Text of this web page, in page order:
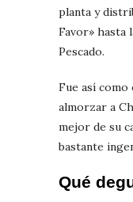
planta y
Favor» hasta
Pescado.
Fue así como
almorzar a
mejor de su
bastante
Qué